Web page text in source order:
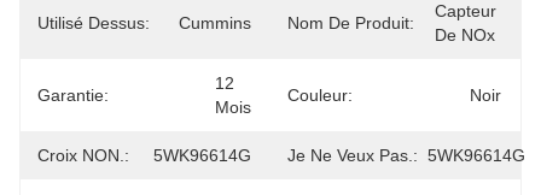
Utilisé Dessus: Cummins Nom De Produit:
Capteur
De NOx
Garantie:
12
Mois
Couleur: Noir
Croix NON.: 5WK96614G Je Ne Veux Pas.: 5WK96614G